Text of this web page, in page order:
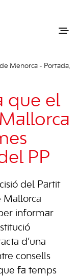
Menorca - Portada,
que el
PP
del Partit
Mallorca
informar
d’una
consells
fa temps